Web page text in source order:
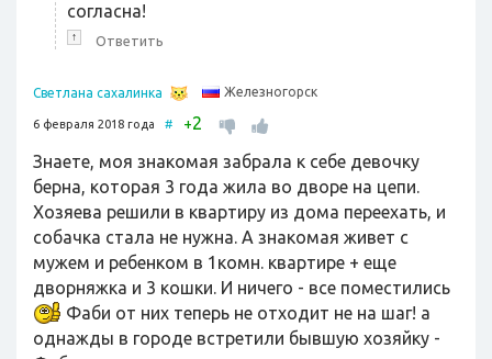
согласна!
↑ Ответить
Светлана сахалинка Железногорск
6 февраля 2018 года # +2
Знаете, моя знакомая забрала к себе девочку
берна, которая 3 года жила во дворе на цепи.
Хозяева решили в квартиру из дома переехать, и
собачка стала не нужна. А знакомая живет с
мужем и ребенком в 1комн. квартире + еще
дворняжка и 3 кошки. И ничего - все поместились
Фаби от них теперь не отходит не на шаг! а
однажды в городе встретили бывшую хозяйку -